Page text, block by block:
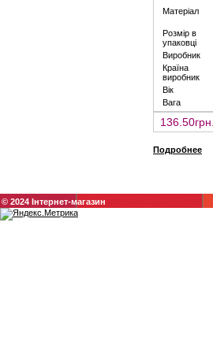
Матеріал
Розмір в
упаковці
Виробник
Країна
виробник
Вік
Вага
136.50грн.
Подробнее
© 2024 Інтернет-магазин